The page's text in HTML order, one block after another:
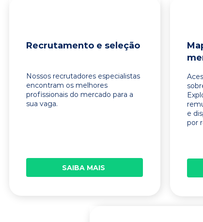
Recrutamento e seleção
Nossos recrutadores especialistas
encontram os melhores
profissionais do mercado para a
sua vaga.
SAIBA MAIS
e
por